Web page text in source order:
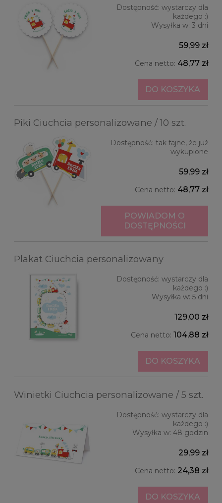
Dostępność: wystarczy dla
każdego :)
Wysyłka w: 3 dni
59,99 zł
Cena netto: 48,77 zł
DO KOSZYKA
Piki Ciuchcia personalizowane / 10 szt.
Dostępność: tak fajne, że już
wykupione
59,99 zł
Cena netto: 48,77 zł
POWIADOM O
DOSTĘPNOŚCI
Plakat Ciuchcia personalizowany
Dostępność: wystarczy dla
każdego :)
Wysyłka w: 5 dni
129,00 zł
Cena netto: 104,88 zł
DO KOSZYKA
Winietki Ciuchcia personalizowane / 5 szt.
Dostępność: wystarczy dla
każdego :)
Wysyłka w: 48 godzin
29,99 zł
Cena netto: 24,38 zł
DO KOSZYKA